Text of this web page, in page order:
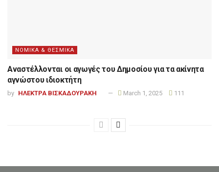
ΝΟΜΙΚΑ & ΘΕΣΜΙΚΑ
Αναστέλλονται οι αγωγές του Δημοσίου για τα ακίνητα
αγνώστου ιδιοκτήτη
by ΗΛΕΚΤΡΑ ΒΙΣΚΑΔΟΥΡΑΚΗ March 1, 2025 111